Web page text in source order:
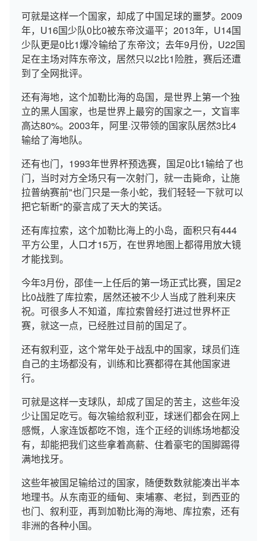
可就是这样一个国家，却成了中国足球的噩梦。2009
年，U16国少队0比0被东帝汶逼平；2013年，U14国
少队更是0比1爆冷输给了东帝汶；去年9月份，U22国
足在主场对阵东帝汶，居然只以2比1险胜，赛后还遭
到了全网批评。
还有海地，这个加勒比海的岛国，是世界上第一个独
立的黑人国家，也是世界上最穷的国家之一，文盲率
高达80%。2003年，阿里·汉带领的国家队居然3比4
输给了海地队。
还有也门，1993年世界杯预选赛，国足0比1输给了也
门，当时对方全场只有一次射门，就一击毙命，让施
拉普纳赛前"也门只是一条小蛇，我们轻轻一下就可以
把它斩断"的豪言成了天大的笑话。
还有库拉索，这个加勒比海上的小岛，面积只有444
平方公里，人口才15万，在世界地图上都得用放大镜
才能找到。
今年3月份，邵佳一上任后的第一场正式比赛，国足2
比0战胜了库拉索，居然还被不少人当成了胜利来庆
祝。可很多人不知道，库拉索曾经打进过世界杯正
赛，就这一点，已经胜过目前的国足了。
还有叙利亚，这个常年处于战乱中的国家，球员们连
自己的主场都没有，训练和比赛都得在其他国家进
行。
可就是这样一支球队，却成了国足的苦主，这些年没
少让国足吃亏。每次输给叙利亚，球迷们都会在网上
感慨，人家连饭都吃不饱，连个正经的训练场地都没
有，却能把我们这些拿着高薪、住着豪宅的国脚踢得
满地找牙。
这些年被国足输给过的国家，随便数数就能凑出半本
地理书。从东南亚的缅甸、柬埔寨、老挝，到西亚的
也门、叙利亚，再到加勒比海的海地、库拉索，还有
非洲的各种小国。